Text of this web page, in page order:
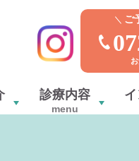
ご
診療内容
menu